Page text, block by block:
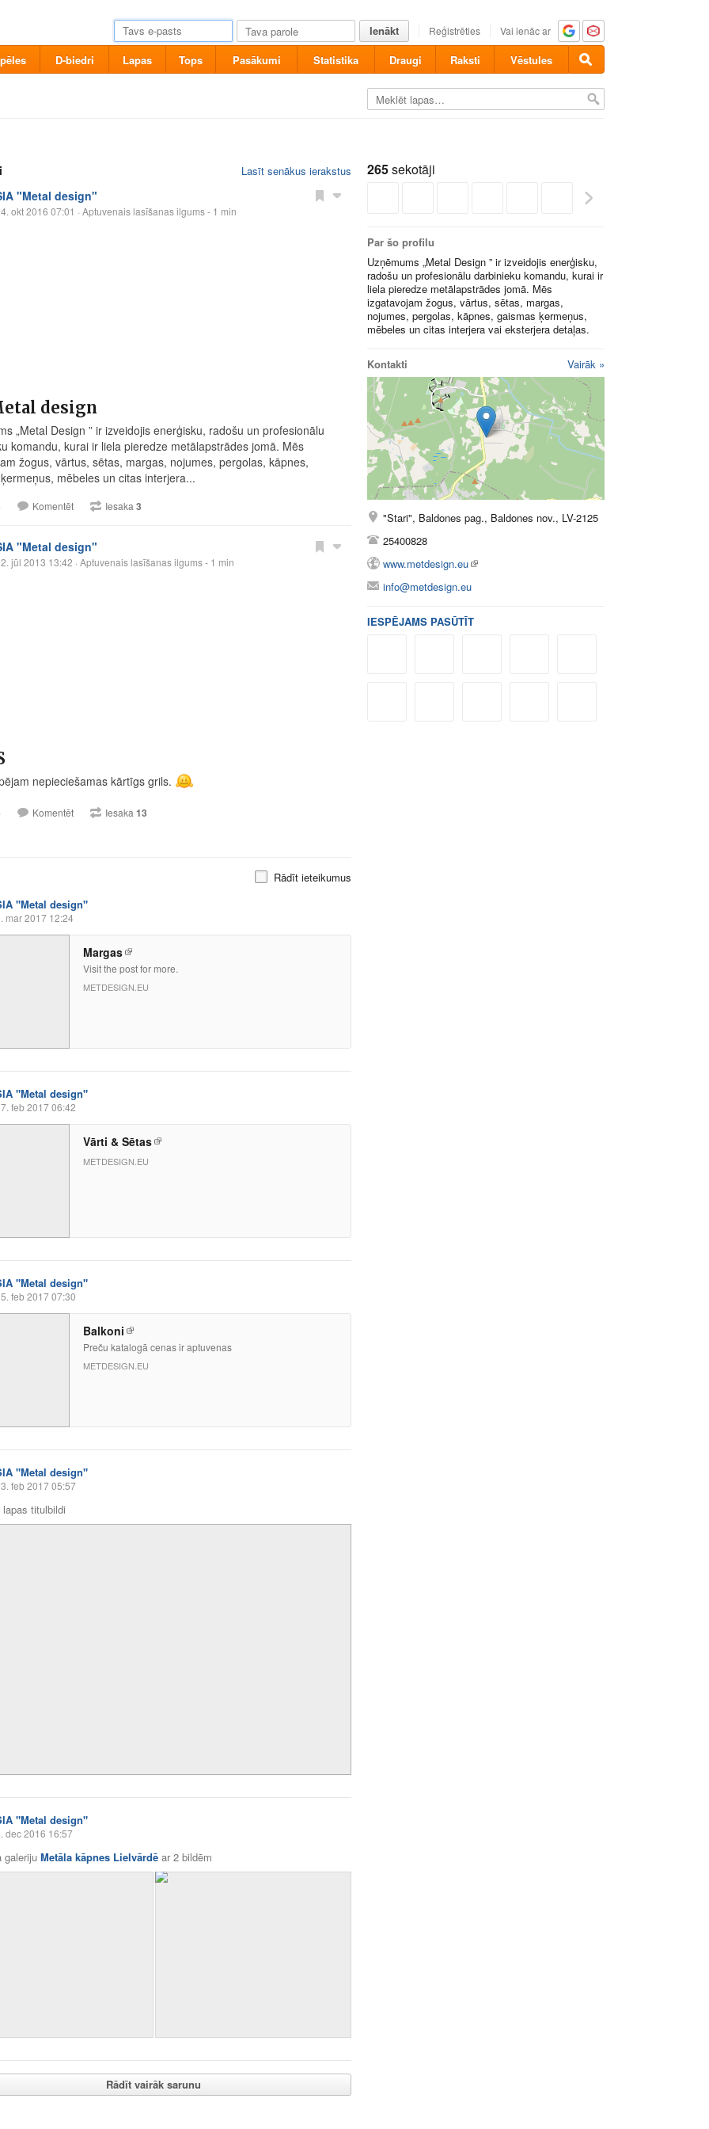
Ienākt Reģistrēties Vai ienāc ar
D-biedri Lapas Tops Pasākumi Statistika Draugi Raksti Vēstules
Lasīt senākus ierakstus
"Metal design"
okt 2016 07:01 · Aptuvenais lasīšanas ilgums - 1 min
design
„Metal Design ” ir izveidojis enerģisku, radošu un profesionālu
komandu, kurai ir liela pieredze metālapstrādes jomā. Mēs
žogus, vārtus, sētas, margas, nojumes, pergolas, kāpnes,
mēbeles un citas interjera...
Komentēt Iesaka 3
"Metal design"
jūl 2013 13:42 · Aptuvenais lasīšanas ilgums - 1 min
nepieciešamas kārtīgs grils.
Komentēt Iesaka 13
Rādīt ieteikumus
"Metal design"
mar 2017 12:24
Margas
Visit the post for more.
METDESIGN.EU
"Metal design"
feb 2017 06:42
Vārti & Sētas
METDESIGN.EU
"Metal design"
feb 2017 07:30
Balkoni
Preču katalogā cenas ir aptuvenas
METDESIGN.EU
"Metal design"
feb 2017 05:57
titulbildi
"Metal design"
dec 2016 16:57
galeriju Metāla kāpnes Lielvārdē ar2 bildēm
Rādīt vairāk sarunu
265sekotāji
Par šo profilu
Uzņēmums „Metal Design ” ir izveidojis enerģisku,
radošu un profesionālu darbinieku komandu, kurai ir
liela pieredze metālapstrādes jomā. Mēs
izgatavojam žogus, vārtus, sētas, margas,
nojumes, pergolas, kāpnes, gaismas ķermeņus,
mēbeles un citas interjera vai eksterjera detaļas.
Kontakti Vairāk »
"Stari", Baldones pag., Baldones nov., LV-2125
25400828
www.metdesign.eu
info@metdesign.eu
IESPĒJAMS PASŪTĪT